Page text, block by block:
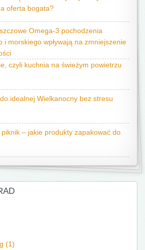
oferta bogata?
Omega-3 pochodzenia
i morskiego wpływają na zmniejszenie
czyli kuchnia na świeżym powietrzu
idealnej Wielkanocny bez stresu
– jakie produkty zapakować do
(1)